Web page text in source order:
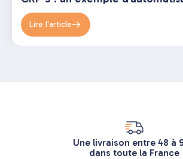
Lire l'article
Une livraison entre 48 à
dans toute la France